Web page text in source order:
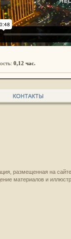
0,12 час.
размещенная на
материалов и